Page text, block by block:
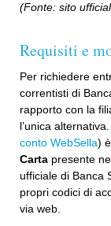
(Fonte: sito
Requisiti e
Per richiedere
correntisti di
rapporto con la
l’unica
conto WebSella)
Carta presente
ufficiale di Banca
propri codici di
via web.